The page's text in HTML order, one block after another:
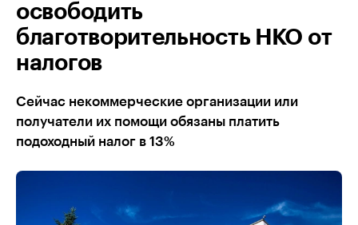
освободить
благотворительность НКО от
налогов
Сейчас некоммерческие организации или
получатели их помощи обязаны платить
подоходный налог в 13%